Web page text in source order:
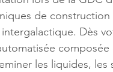
de
Dès
les liquides,